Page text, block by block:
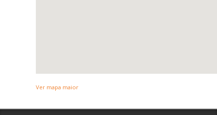
Ver mapa maior